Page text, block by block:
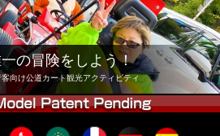
東京 渋谷
東京ベイ
大阪
の冒険をしよう！
向け公道カート観光アクティビティ